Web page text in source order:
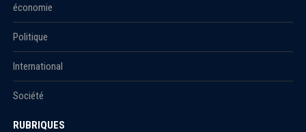
économie
Politique
International
Société
RUBRIQUES